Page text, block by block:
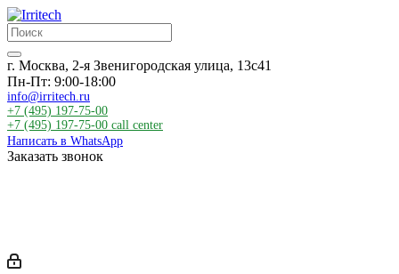
г. Москва, 2-я Звенигородская улица, 13с41
Пн-Пт: 9:00-18:00
info@irritech.ru
+7 (495) 197-75-00
+7 (495) 197-75-00 call center
Написать в WhatsApp
Заказать звонок